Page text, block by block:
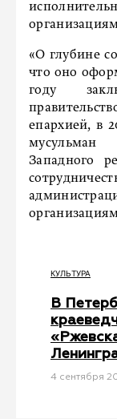
«О глубине
что оно
году
епархией, в
мусульман
Западного
КУЛЬТУРА
В
4 сентября